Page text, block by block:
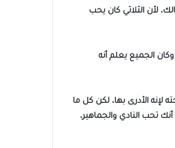
لأن الثلاثي كان يحب
الجميع يعلم أنه
الأدرى بها، لكن كل ما
تحب النادي والجماهير،